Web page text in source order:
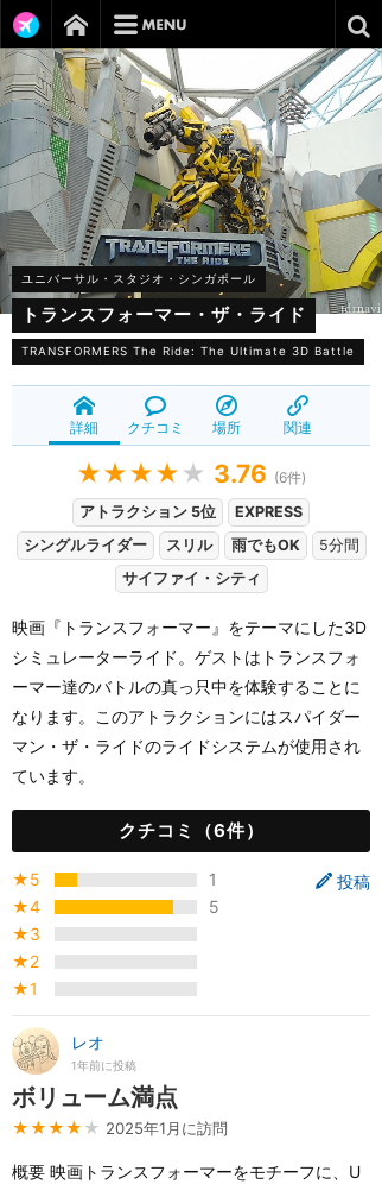
ユニバーサル・スタジオ・シンガポール
トランスフォーマー・ザ・ライド
TRANSFORMERS The Ride: The Ultimate 3D Battle
詳細 クチコミ 場所 関連
★★★★ ★ 3.76 (6件)
アトラクション 5位
EXPRESS
シングルライダー
スリル 雨でもOK
5分間
サイファイ・シティ
映画『トランスフォーマー』をテーマにした3D
シミュレーターライド。ゲストはトランスフォ
ーマー達のバトルの真っ只中を体験することに
なります。このアトラクションにはスパイダー
マン・ザ・ライドのライドシステムが使用され
ています。
クチコミ（6件）
投稿
★5
1
★4
5
★3
★2
★1
レオ
1年前に投稿
ボリューム満点
★★★★ ★ 2025年1月に訪問
概要 映画トランスフォーマーをモチーフに、U